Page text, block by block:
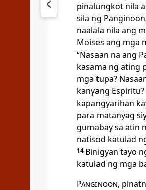
pinalungkot nila
sila ng
naalala nila ang
Moises ang mga
“Nasaan na ang
kasama ng ating
mga tupa?
kanyang Espiritu?
kapangyarihan
para matanyag
gumabay sa atin
natisod katulad
14 Binigyan tayo
katulad ng mga
Panginoon,